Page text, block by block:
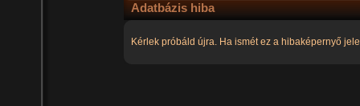
Adatbázis hiba
Kérlek próbáld újra. Ha ismét ez a hibaképernyő